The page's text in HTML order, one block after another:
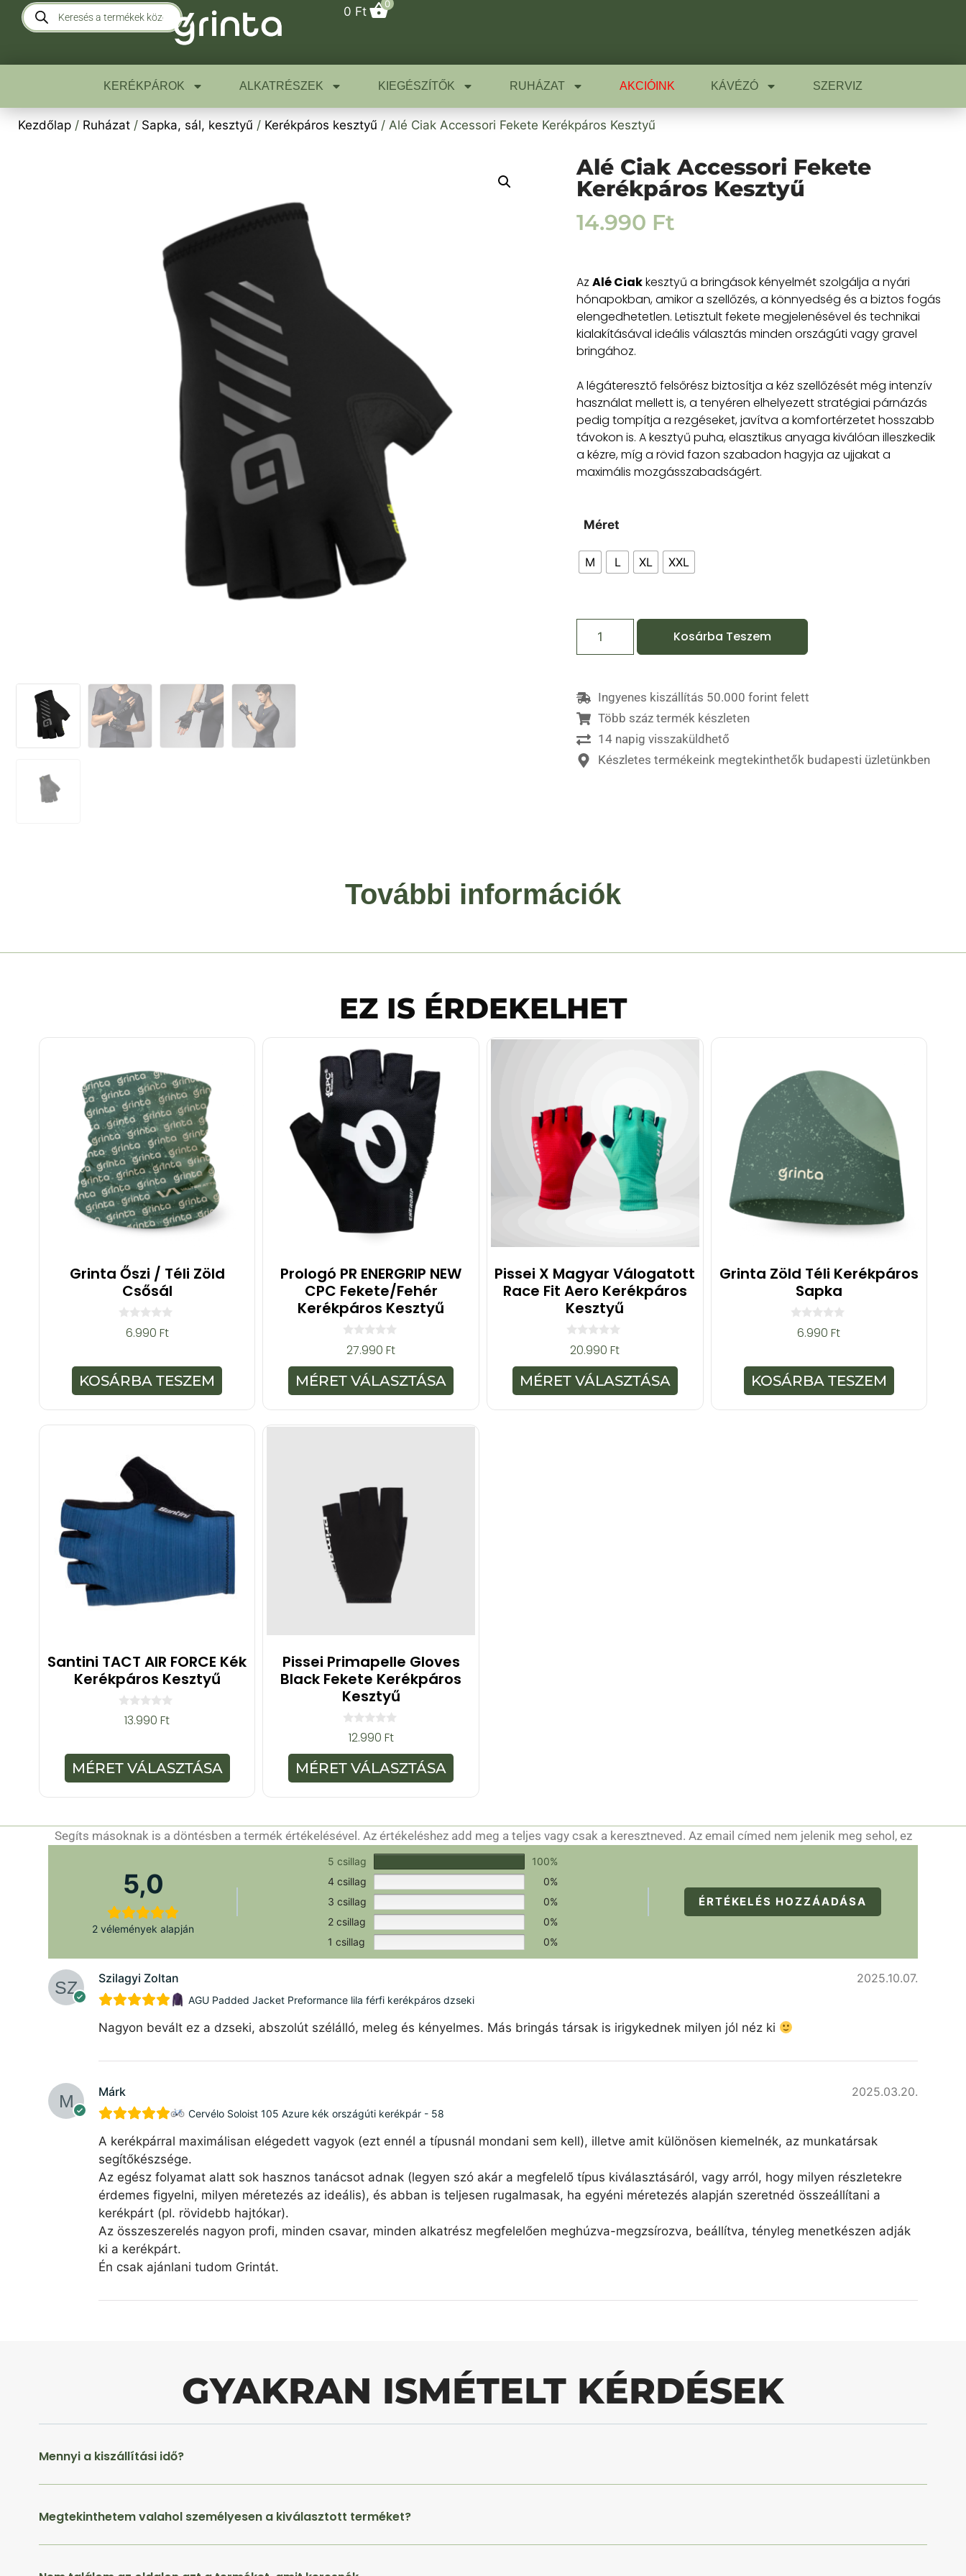
0 Ft
0
KERÉKPÁROK ALKATRÉSZEK KIEGÉSZÍTŐK RUHÁZAT AKCIÓINK KÁVÉZÓ SZERVIZ
Kezdőlap / Ruházat / Sapka, sál, kesztyű / Kerékpáros kesztyű / Alé Ciak Accessori Fekete Kerékpáros Kesztyű
Alé Ciak Accessori Fekete
Kerékpáros Kesztyű
14.990 Ft
Az Alé Ciakkesztyű a bringások kényelmét szolgálja a nyári
hónapokban, amikor a szellőzés, a könnyedség és a biztos fogás
elengedhetetlen. Letisztult fekete megjelenésével és technikai
kialakításával ideális választás minden országúti vagy gravel
bringához.
A légáteresztő felsőrész biztosítja a kéz szellőzését még intenzív
használat mellett is, a tenyéren elhelyezett stratégiai párnázás
pedig tompítja a rezgéseket, javítva a komfortérzetet hosszabb
távokon is. A kesztyű puha, elasztikus anyaga kiválóan illeszkedik
a kézre, míg a rövid fazon szabadon hagyja az ujjakat a
maximális mozgásszabadságért.
Méret
M L XL XXL
Kosárba Teszem
Ingyenes kiszállítás 50.000 forint felett
Több száz termék készleten
14 napig visszaküldhető
Készletes termékeink megtekinthetők budapesti üzletünkben
További információk
EZ IS ÉRDEKELHET
Grinta Őszi / Téli Zöld
Csősál
-
b
ő
l
6.990 Ft
KOSÁRBA TESZEM
Prologó PR ENERGRIP NEW
CPC Fekete/fehér
Kerékpáros Kesztyű
0
a
z
5
-
b
27.990Ft
MÉRET VÁLASZTÁSA
Pissei X Magyar Válogatott
Race Fit Aero Kerékpáros
Kesztyű
0
a
z
5
-
b
20.990Ft
MÉRET VÁLASZTÁSA
Grinta Zöld Téli Kerékpáros
Sapka
-
b
ő
l
6.990Ft
KOSÁRBA TESZEM
Santini TACT AIR FORCE Kék
Kerékpáros Kesztyű
0
-
b
ő
l
13.990Ft
MÉRET VÁLASZTÁSA
Pissei Primapelle Gloves
Black Fekete Kerékpáros
Kesztyű
z
5
-
b
12.990 Ft
MÉRET VÁLASZTÁSA
Értékeld a terméket!
Segíts másoknak is a döntésben a termék értékelésével. Az értékeléshez add meg a teljes vagy csak a keresztneved. Az email címed nem jelenik meg sehol, ez
csak a hitelesítéshez szükséges.
5,0
2 vélemények alapján
5 csillag
100%
4 csillag
0%
3 csillag
0%
2 csillag
0%
1 csillag
0%
ÉRTÉKELÉS HOZZÁADÁSA
Szilagyi Zoltan 2025.10.07.
AGU Padded Jacket Preformance lila férfi kerékpáros dzseki
Nagyon bevált ez a dzseki, abszolút szélálló, meleg és kényelmes. Más bringás társak is irigykednek milyen jól néz ki
Márk 2025.03.20.
Cervélo Soloist 105 Azure kék országúti kerékpár - 58
A kerékpárral maximálisan elégedett vagyok (ezt ennél a típusnál mondani sem kell), illetve amit különösen kiemelnék, az munkatársak
segítőkészsége.
Az egész folyamat alatt sok hasznos tanácsot adnak (legyen szó akár a megfelelő típus kiválasztásáról, vagy arról, hogy milyen részletekre
érdemes figyelni, milyen méretezés az ideális), és abban is teljesen rugalmasak, ha egyéni méretezés alapján szeretnéd összeállítani a
kerékpárt (pl. rövidebb hajtókar).
Az összeszerelés nagyon profi, minden csavar, minden alkatrész megfelelően meghúzva-megzsírozva, beállítva, tényleg menetkészen adják
ki a kerékpárt.
Én csak ajánlani tudom Grintát.
GYAKRAN ISMÉTELT KÉRDÉSEK
Mennyi a kiszállítási idő?
Megtekinthetem valahol személyesen a kiválasztott terméket?